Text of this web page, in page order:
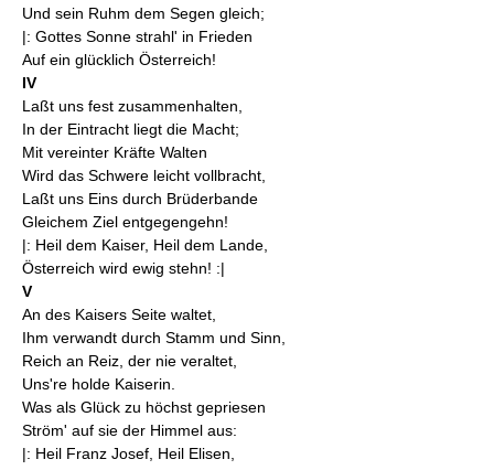
Und sein Ruhm dem Segen gleich;
|: Gottes Sonne strahl' in Frieden
Auf ein glücklich Österreich!
IV
Laßt uns fest zusammenhalten,
In der Eintracht liegt die Macht;
Mit vereinter Kräfte Walten
Wird das Schwere leicht vollbracht,
Laßt uns Eins durch Brüderbande
Gleichem Ziel entgegengehn!
|: Heil dem Kaiser, Heil dem Lande,
Österreich wird ewig stehn! :|
V
An des Kaisers Seite waltet,
Ihm verwandt durch Stamm und Sinn,
Reich an Reiz, der nie veraltet,
Uns're holde Kaiserin.
Was als Glück zu höchst gepriesen
Ström' auf sie der Himmel aus:
|: Heil Franz Josef, Heil Elisen,